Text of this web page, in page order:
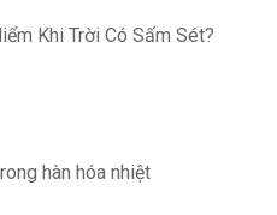
Khi Trời Có Sấm Sét?
hàn hóa nhiệt